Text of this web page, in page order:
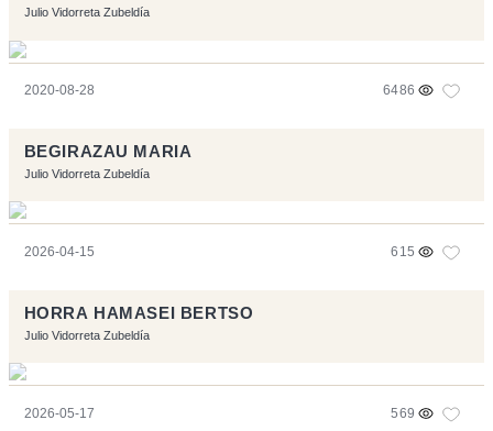
Julio Vidorreta Zubeldía
2020-08-28 6486
BEGIRAZAU MARIA
Julio Vidorreta Zubeldía
2026-04-15 615
HORRA HAMASEI BERTSO
Julio Vidorreta Zubeldía
2026-05-17 569